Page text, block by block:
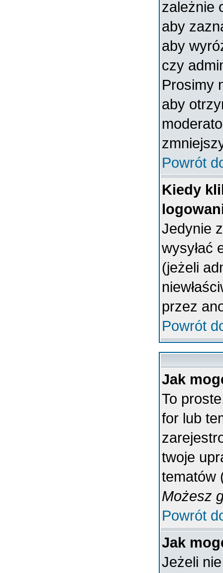
zależnie
aby
aby
czy
Prosimy
aby
Powrót
Kiedy
Jedynie
wysyłać
(jeżeli
przez
Powrót
Jak
To
for lub
twoje
tematów
Możesz
Powrót
Jak
Jeżeli